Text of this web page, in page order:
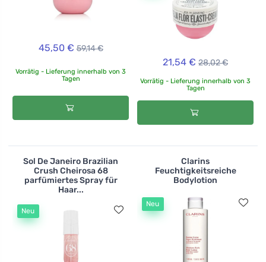
45,50 € 59,14 €
Vorrätig - Lieferung innerhalb von 3
Tagen
21,54 € 28,02 €
Vorrätig - Lieferung innerhalb von 3
Tagen
Sol De Janeiro Brazilian
Crush Cheirosa 68
parfümiertes Spray für
Haar...
Neu
Clarins
Feuchtigkeitsreiche
Bodylotion
Neu